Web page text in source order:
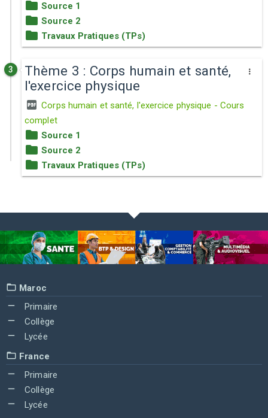
Source 1
Source 2
Travaux Pratiques (TPs)
3
Thème 3 : Corps humain et santé,
l'exercice physique
Corps humain et santé, l'exercice physique - Cours
complet
Source 1
Source 2
Travaux Pratiques (TPs)
Maroc
Primaire
Collège
Lycée
France
Primaire
Collège
Lycée